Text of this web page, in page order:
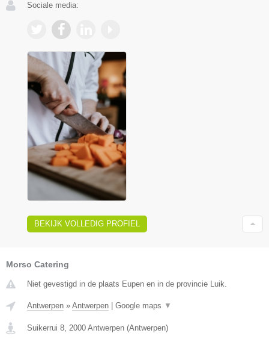
Sociale media:
BEKIJK VOLLEDIG PROFIEL
Morso Catering
Niet gevestigd in de plaats Eupen en in de provincie Luik.
Antwerpen » Antwerpen Google maps ▼
Suikerrui 8, 2000 Antwerpen (Antwerpen)